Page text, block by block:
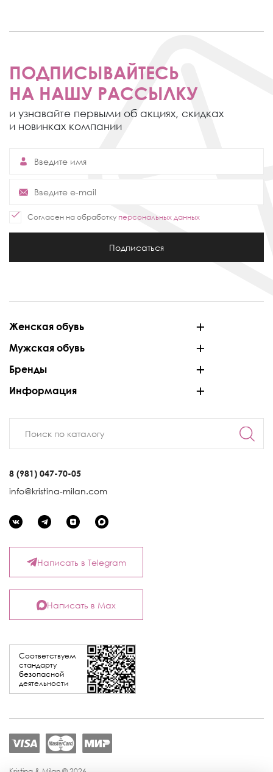
ПОДПИСЫВАЙТЕСЬ
НА НАШУ РАССЫЛКУ
и узнавайте первыми об акциях, скидках
и новинках компании
Согласен на обработку персональных данных
Подписаться
Женская обувь
Мужская обувь
Бренды
Информация
8 (981) 047-70-05
info@kristina-milan.com
Соответствуем
стандарту
безопасной
деятельности
Написать в Telegram
Написать в Max